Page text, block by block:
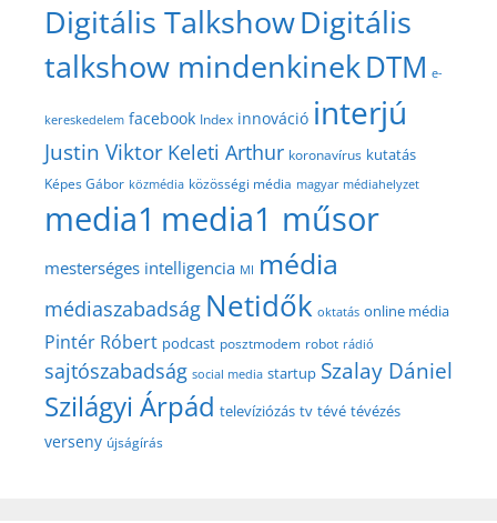
Digitális TalkshowDigitális
talkshow mindenkinekDTM e-
kereskedelem facebook Index innováció interjú
Justin Viktor Keleti Arthur koronavírus kutatás
Képes Gábor közmédia közösségi média magyar médiahelyzet
media1 media1 műsor
mesterséges intelligencia MI média
médiaszabadság Netidők oktatás online média
Pintér Róbert podcast posztmodem robot rádió
sajtószabadság social media startup Szalay Dániel
Szilágyi Árpád televíziózás tv tévé tévézés
verseny újságírás